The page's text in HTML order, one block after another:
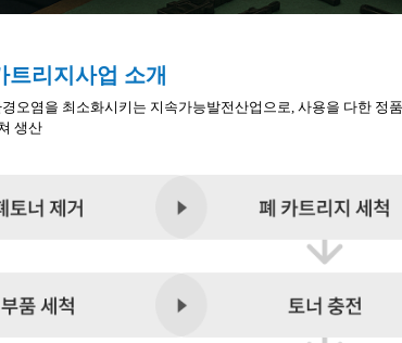
트리지사업 소개
오염을 최소화시키는 지속가능발전산업으로, 사용을 다한 정
생산